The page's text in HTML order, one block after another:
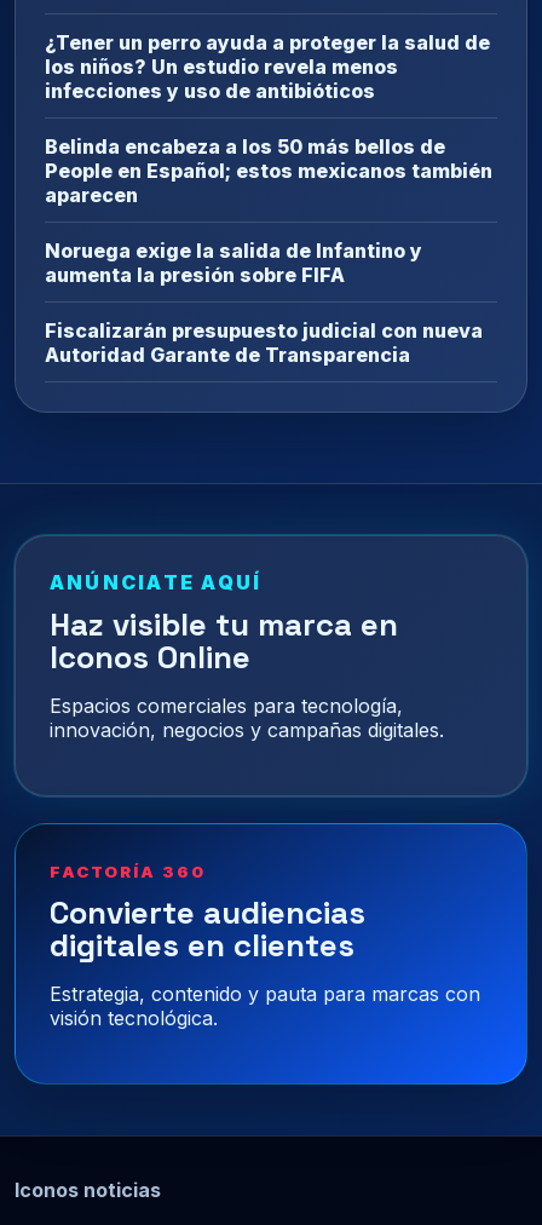
¿Tener un perro ayuda a proteger la salud de
los niños? Un estudio revela menos
infecciones y uso de antibióticos
Belinda encabeza a los 50 más bellos de
People en Español; estos mexicanos también
aparecen
Noruega exige la salida de Infantino y
aumenta la presión sobre FIFA
Fiscalizarán presupuesto judicial con nueva
Autoridad Garante de Transparencia
ANÚNCIATE AQUÍ
Haz visible tu marca en
Iconos Online
Espacios comerciales para tecnología,
innovación, negocios y campañas digitales.
FACTORÍA 360
Convierte audiencias
digitales en clientes
Estrategia, contenido y pauta para marcas con
visión tecnológica.
Iconos noticias